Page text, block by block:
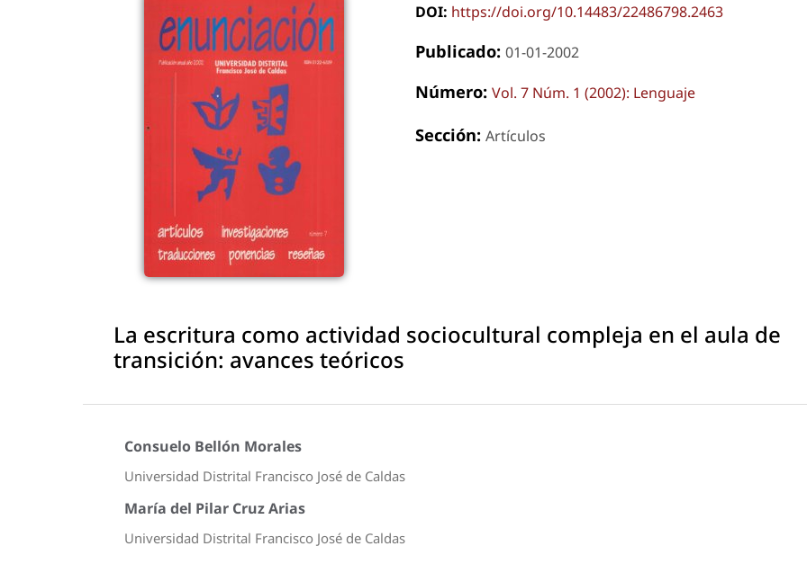
DOI: https://doi.org/10.14483/22486798.2463
Publicado: 01-01-2002
Número: Vol. 7 Núm. 1 (2002): Lenguaje
Sección: Artículos
La escritura como actividad sociocultural compleja en el aula de
transición: avances teóricos
Consuelo Bellón Morales
Universidad Distrital Francisco José de Caldas
María del Pilar Cruz Arias
Universidad Distrital Francisco José de Caldas